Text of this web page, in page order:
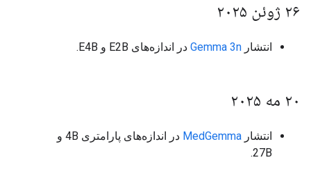
۲۶ ژوئن ۲۰۲۵
انتشار Gemma 3n در اندازه‌های E2B و E4B.
۲۰ مه ۲۰۲۵
انتشار MedGemma
در اندازه‌های پارامتری 4B و
27B.